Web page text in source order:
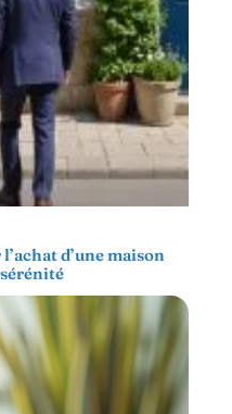
d’une maison